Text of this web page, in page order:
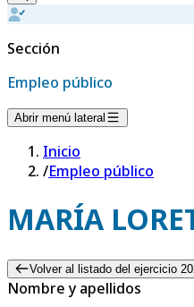
Sección
Empleo público
Abrir menú lateral
Inicio
/Empleo público
MARÍA
Volver al listado del ejercicio
Nombre y apellidos